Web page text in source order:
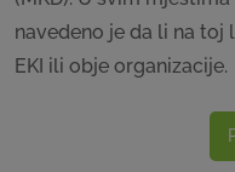
navedeno je da li na toj
EKI ili obje organizacije.